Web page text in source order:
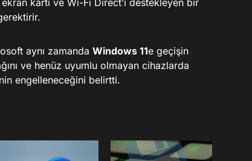
kartı ve Wi-Fi Direct’i destekleyen bir
aynı zamanda Windows 11e geçişin
ve henüz uyumlu olmayan cihazlarda
nin engelleneceğini belirtti.